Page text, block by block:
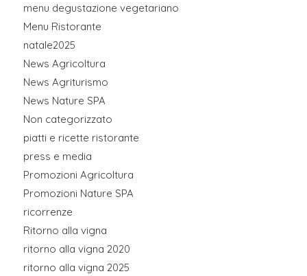
menu degustazione vegetariano
Menu Ristorante
natale2025
News Agricoltura
News Agriturismo
News Nature SPA
Non categorizzato
piatti e ricette ristorante
press e media
Promozioni Agricoltura
Promozioni Nature SPA
ricorrenze
Ritorno alla vigna
ritorno alla vigna 2020
ritorno alla vigna 2025